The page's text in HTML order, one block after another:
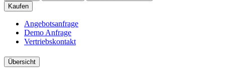
Kaufen
Angebotsanfrage
Demo Anfrage
Vertriebskontakt
Übersicht